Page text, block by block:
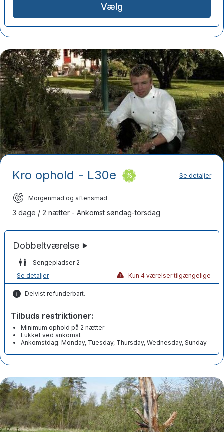
Vælg
Kro ophold - L30e Se detaljer
Morgenmad og aftensmad
3 dage / 2 nætter - Ankomst søndag-torsdag
Sengepladser 2
Se detaljer
Kun 4 værelser tilgængelige
Delvist refunderbart.
Tilbuds restriktioner:
Minimum ophold på 2 nætter
Lukket ved ankomst
Ankomstdag: Monday, Tuesday, Thursday, Wednesday, Sunday